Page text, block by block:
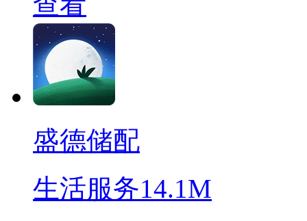
盛德储配
生活服务14.1M